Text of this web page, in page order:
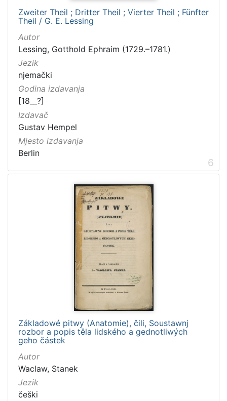
Zweiter Theil ; Dritter Theil ; Vierter Theil ; Fünfter
Theil / G. E. Lessing
Autor
Lessing, Gotthold Ephraim (1729.–1781.)
Jezik
njemački
Godina izdavanja
[18__?]
Izdavač
Gustav Hempel
Mjesto izdavanja
Berlin
6
Základowé pitwy (Anatomie), čili, Soustawnj
rozbor a popis těla lidského a gednotliwých
geho částek
Autor
Waclaw, Stanek
Jezik
češki